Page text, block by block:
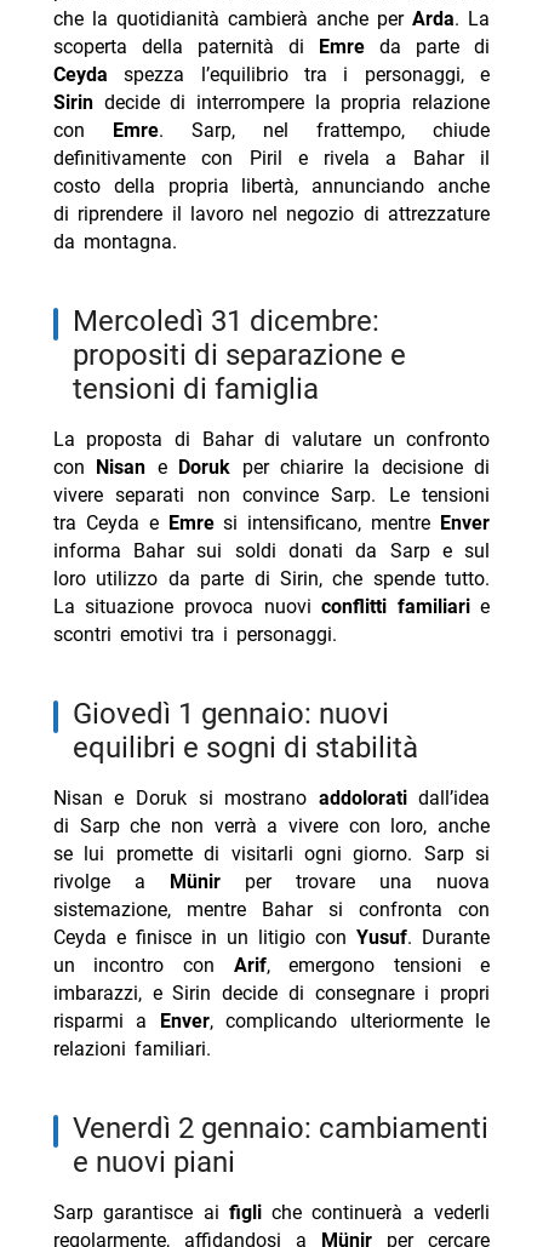
che la quotidianità cambierà anche perArda. La
scoperta della paternità di Emre da parte di
Ceyda spezza l’equilibrio tra i personaggi, e
Sirindecide di interrompere la propria relazione
con Emre. Sarp, nel frattempo, chiude
definitivamente con Piril e rivela a Bahar il
costo della propria libertà, annunciando anche
di riprendere il lavoro nel negozio di attrezzature
da montagna.
mercoledì 31 dicembre:
propositi di separazione e
tensioni di famiglia
La proposta di Bahar di valutare un confronto
con Nisan e Doruk per chiarire la decisione di
vivere separati non convince Sarp. Le tensioni
tra Ceyda e Emresi intensificano, mentre Enver
informa Bahar sui soldi donati da Sarp e sul
loro utilizzo da parte di Sirin, che spende tutto.
La situazione provoca nuoviconflitti familiarie
scontri emotivi tra i personaggi.
giovedì 1 gennaio: nuovi
equilibri e sogni di stabilità
Nisan e Doruk si mostrano addoloratidall’idea
di Sarp che non verrà a vivere con loro, anche
se lui promette di visitarli ogni giorno. Sarp si
rivolge a Münirper trovare una nuova
sistemazione, mentre Bahar si confronta con
Ceyda e finisce in un litigio conYusuf. Durante
un incontro con Arif, emergono tensioni e
imbarazzi, e Sirin decide di consegnare i propri
risparmi a Enver, complicando ulteriormente le
relazioni familiari.
venerdì 2 gennaio: cambiamenti
e nuovi piani
Sarp garantisce ai figliche continuerà a vederli
regolarmente, affidandosi a Münir per cercare